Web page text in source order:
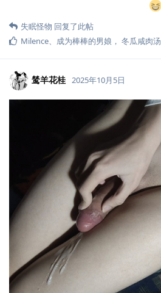
失眠怪物 回复了此帖
Milence、 成为棒棒的男娘 ， 冬瓜咸肉汤
鸶羊花桂 2025年10月5日